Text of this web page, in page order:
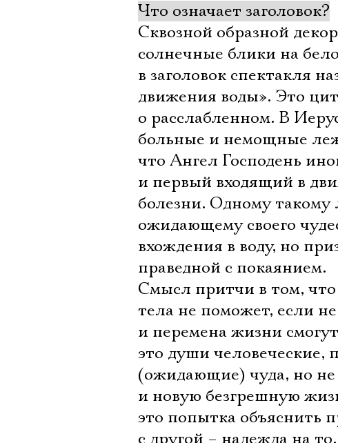
Что означает заголовок?
Сквозной образной
солнечные блики на
в заголовок спектакля
движения воды». Это
о расслабленном. В
больные и немощные
что Ангел Господень
и первый входящий в
болезни. Одному такому
ожидающему своего
вхождения в воду, но
праведной с покаянием.
Смысл притчи в том, что
тела не поможет, если
и перемена жизни
это души человеческие,
(ожидающие) чуда, но не
и новую безгрешную
это попытка объяснить
с другой – надежда на